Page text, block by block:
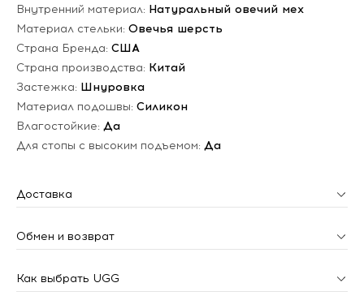
Внутренний материал: Натуральный овечий мех
Материал стельки: Овечья шерсть
Страна Бренда: США
Страна производства: Китай
Застежка: Шнуровка
Материал подошвы: Силикон
Влагостойкие: Да
Для стопы с высоким подъемом: Да
Доставка
Обмен и возврат
Как выбрать UGG